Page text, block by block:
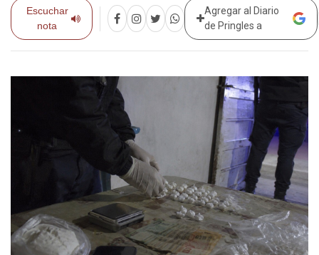
Escuchar
nota
Agregar al Diario
de Pringles a